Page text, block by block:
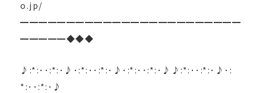
o.jp/
━━━━━━━━━━━━━━━━━━━━━━━━
━━━━━◆◆◆
♪:*:･･:*:･♪･:*:･･:*:･♪･:*:･･:*:･♪♪:*:･･:*:･♪･:
*:･･:*:･♪